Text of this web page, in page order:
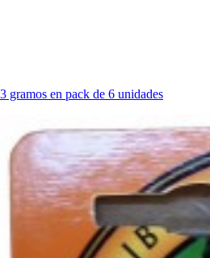
gramos en pack de 6 unidades